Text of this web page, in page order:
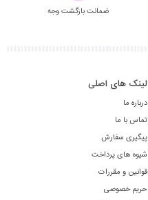
ضمانت بازگشت وجه
لینک های اصلی
درباره ما
تماس با ما
پیگیری سفارش
شیوه های پرداخت
قوانین و مقررات
حریم خصوصی